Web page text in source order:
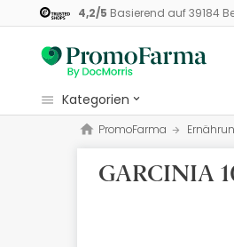
4,2/5 Basierend auf39184
kategorien
Kosmetik
Gesundheit
PromoFarma
GARCINIA